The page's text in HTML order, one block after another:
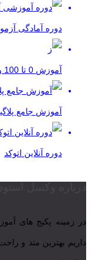
دوره آمادگی
آموزش 0 تا 100 ویری
آموزش جامع
دوره آنلاین اتوکد
در زمینه پکیج های
داریم بهترین متد و